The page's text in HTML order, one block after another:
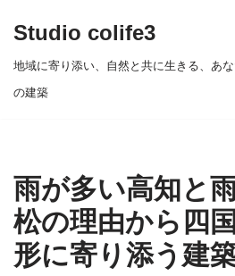
へ
ス
キ
ッ
Studio colife3
地域に寄り添い、自然と共に生きる、あ
の建築
雨が多い高知と
松の理由から四
形に寄り添う建